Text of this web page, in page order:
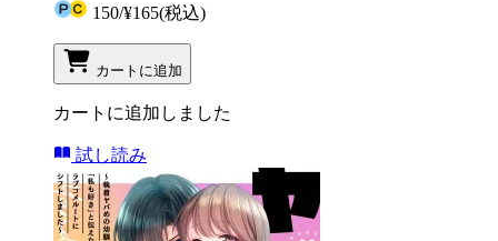
150/¥165(税込)
カートに追加
カートに追加しました
試し読み